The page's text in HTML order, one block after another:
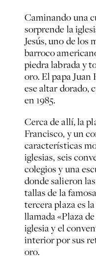
Caminando una
sorprende la
Jesús, uno de los
barroco
piedra labrada y
oro. El papa
ese altar dorado,
en 1985.
Cerca de allí, la
Francisco, y un
características
iglesias, seis
colegios y una
donde salieron
tallas de la
tercera plaza es
llamada «Plaza
iglesia y el
interior por sus
oro.